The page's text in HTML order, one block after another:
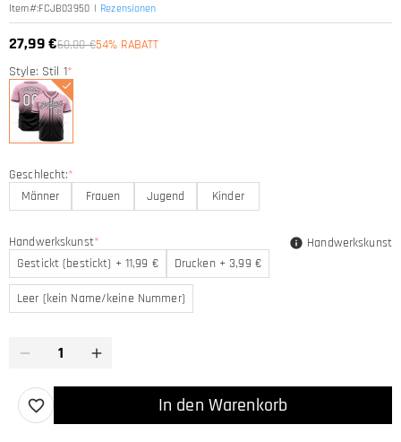
Item#:FCJB03950 | Rezensionen
27,99 €60,00 €54% RABATT
Style: Stil 1*
Geschlecht:*
Männer
Frauen Jugend Kinder
Handwerkskunst*
Gestickt (bestickt) + 11,99 €
Drucken + 3,99 €
Leer (kein Name/keine Nummer)
Handwerkskunst
In den Warenkorb